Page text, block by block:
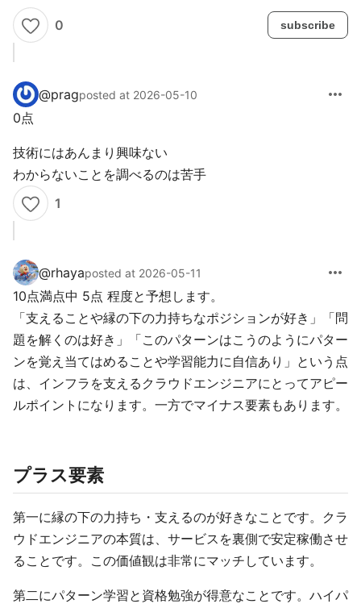
0 subscribe
@pragposted at 2026-05-10 more_horiz
0点
技術にはあんまり興味ない
わからないことを調べるのは苦手
1
@rhayaposted at 2026-05-11 more_horiz
10点満点中 5点 程度と予想します。
「支えることや縁の下の力持ちなポジションが好き」「問
題を解くのは好き」「このパターンはこうのようにパター
ンを覚え当てはめることや学習能力に自信あり」という点
は、インフラを支えるクラウドエンジニアにとってアピー
ルポイントになります。一方でマイナス要素もあります。
プラス要素
第一に縁の下の力持ち・支えるのが好きなことです。クラ
ウドエンジニアの本質は、サービスを裏側で安定稼働させ
ることです。この価値観は非常にマッチしています。
第二にパターン学習と資格勉強が得意なことです。ハイパ